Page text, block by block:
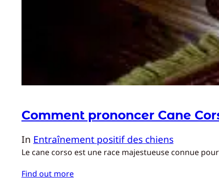
Comment prononcer Cane
In Entraînement positif des chiens
Le cane corso est une race majestueuse connue
Find out more